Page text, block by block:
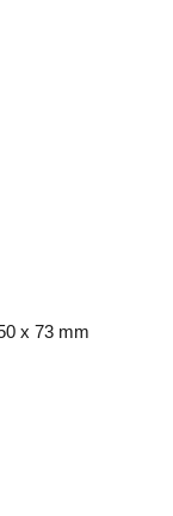
x 73 mm